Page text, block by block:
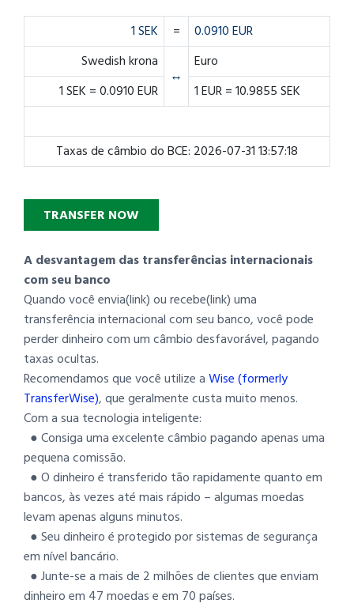
1 SEK =
0.0910 EUR
Swedish krona
↔
Euro
1 SEK = 0.0910 EUR
1 EUR = 10.9855 SEK
Taxas de câmbio do BCE: 2026-07-31 13:57:18
TRANSFER NOW
A desvantagem das transferências internacionais
com seu banco
Quando você envia(link) ou recebe(link) uma
transferência internacional com seu banco, você pode
perder dinheiro com um câmbio desfavorável, pagando
taxas ocultas.
Recomendamos que você utilize aWise (formerly
TransferWise), que geralmente custa muito menos.
Com a sua tecnologia inteligente:
● Consiga uma excelente câmbio pagando apenas uma
pequena comissão.
● O dinheiro é transferido tão rapidamente quanto em
bancos, às vezes até mais rápido – algumas moedas
levam apenas alguns minutos.
● Seu dinheiro é protegido por sistemas de segurança
em nível bancário.
● Junte-se a mais de 2 milhões de clientes que enviam
dinheiro em 47 moedas e em 70 países.